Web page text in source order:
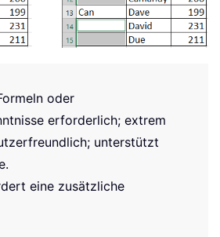
oder
erforderlich; extrem
unterstützt
eine zusätzliche